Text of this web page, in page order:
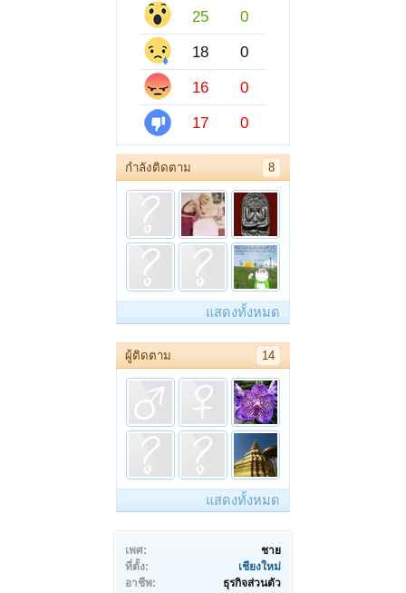
25
0
18
0
16
0
17
0
กำลังติดตาม 8
แสดงทั้งหมด
ผู้ติดตาม 14
แสดงทั้งหมด
เพศ:
ชาย
ที่ตั้ง:
เชียงใหม่
อาชีพ:
ธุรกิจส่วนตัว